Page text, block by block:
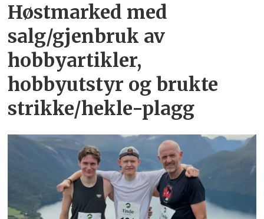
Høstmarked med
salg/gjenbruk av
hobbyartikler,
hobbyutstyr og brukte
strikke/hekle-plagg